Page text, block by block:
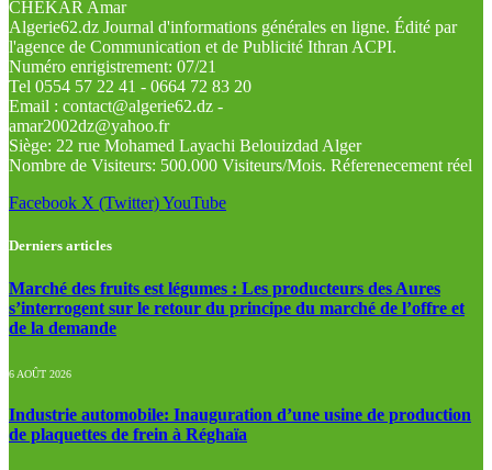
CHEKAR Amar
Algerie62.dz Journal d'informations générales en ligne. Édité par
l'agence de Communication et de Publicité Ithran ACPI.
Numéro enrigistrement: 07/21
Tel 0554 57 22 41 - 0664 72 83 20
Email : contact@algerie62.dz -
amar2002dz@yahoo.fr
Siège: 22 rue Mohamed Layachi Belouizdad Alger
Nombre de Visiteurs: 500.000 Visiteurs/Mois. Réferenecement réel
Facebook X (Twitter)YouTube
Derniers articles
Marché des fruits est légumes : Les producteurs des Aures
s’interrogent sur le retour du principe du marché de l’offre et
de la demande
6 AOÛT 2026
Industrie automobile: Inauguration d’une usine de production
de plaquettes de frein à Réghaïa